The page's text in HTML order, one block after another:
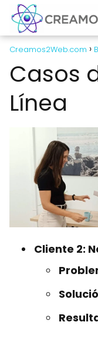
Creamos2Web.com
Casos
Línea
Cliente 2: